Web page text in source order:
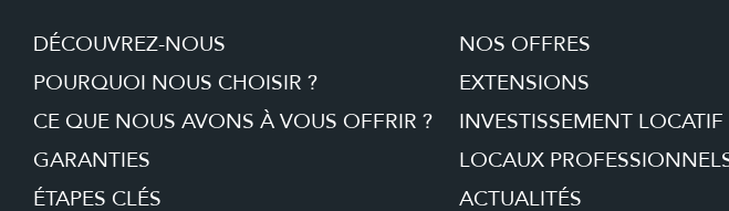
DÉCOUVREZ-NOUS
POURQUOI NOUS CHOISIR ?
CE QUE NOUS AVONS À VOUS OFFRIR ?
GARANTIES
ÉTAPES CLÉS
NOS OFFRES
EXTENSIONS
INVESTISSEMENT LOCATIF
LOCAUX
ACTUALITÉS